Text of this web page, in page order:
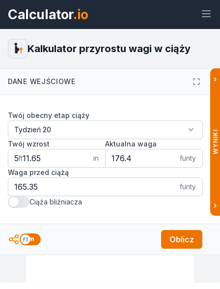
Calculator.io
w ciąży Widżet
Kalkulator przyrostu wagi w ciąży
DANE WEJŚCIOWE
Twój obecny etap ciąży
Twój wzrost
ft
in
Aktualna waga
funty
Waga przed ciążą
funty
Ciąża bliźniacza
Oblicz
›
WYNIKI
›